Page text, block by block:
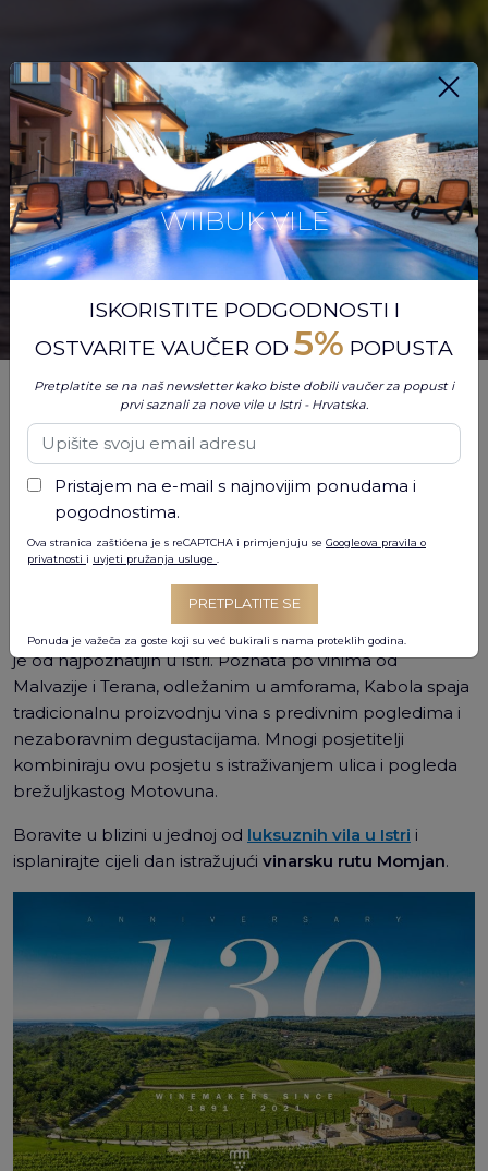
Kada rezervirateluksuzne vile u Istri, Hrvatska, ne birate
samo prekrasno mjesto za boravak — već se smještate
u srce jedne od najpoznatijih vinskih regija Hrvatske.
Istrski vinogradi, srednjovjekovni brežuljkasti gradovi
poputMotovunai primorski dragulji poputRovinja
ovo savršenom destinacijom za nezaboravne
ture Istra, uz opuštanje u vašojvili s bazenom.
– Vinogorje Momjan
Smještena u blizini sela Momjan, Vinarija Kabola
je od najpoznatijih u Istri. Poznata po vinima od
Malvazije i Terana, odležanim u amforama, Kabola spaja
tradicionalnu proizvodnju vina s predivnim pogledima i
nezaboravnim degustacijama. Mnogi posjetitelji
kombiniraju ovu posjetu s istraživanjem ulica i pogleda
brežuljkastog Motovuna.
Boravite u blizini u jednoj od luksuznih vila u Istri i
isplanirajte cijeli dan istražujući vinarsku rutu Momjan.
WIIBUK VILE
ISKORISTITE PODGODNOSTI I
OSTVARITE VAUČER OD 5% POPUSTA
Pretplatite se na naš newsletter kako biste dobili vaučer za popust i
prvi saznali za nove vile u Istri - Hrvatska.
Pristajem na e-mail s najnovijim ponudama i
pogodnostima.
Ova stranica zaštićena je s reCAPTCHA i primjenjuju se Googleova pravila o
privatnosti i uvjeti pružanja usluge
PRETPLATITE SE
Ponuda je važeča za goste koji su već bukirali s nama proteklih godina.